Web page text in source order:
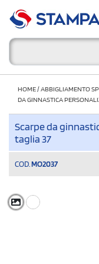
HOME/ABBIGLIAMENTO
DA GINNASTICA
Scarpe da
taglia 37
COD. MO2037